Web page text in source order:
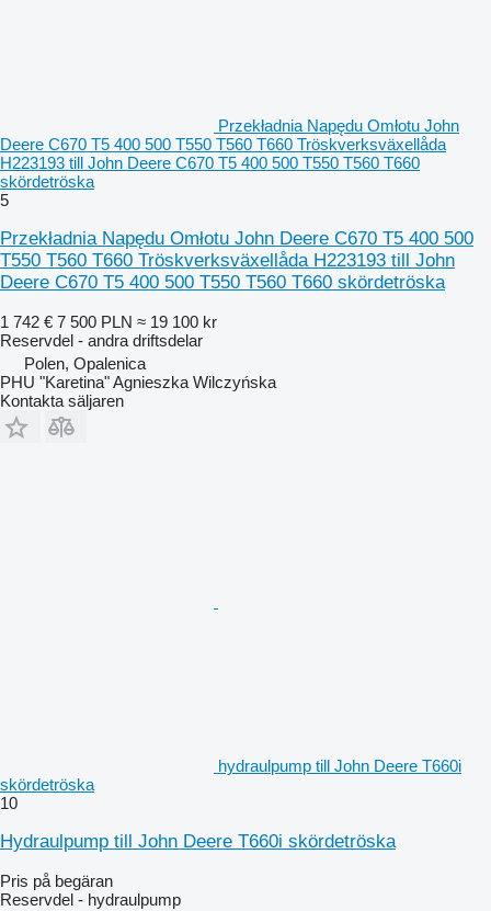
Przekładnia Napędu Omłotu John
Deere C670 T5 400 500 T550 T560 T660 Tröskverksväxellåda
H223193 till John Deere C670 T5 400 500 T550 T560 T660
skördetröska
5
Przekładnia Napędu Omłotu John Deere C670 T5 400 500
T550 T560 T660 Tröskverksväxellåda H223193 till John
Deere C670 T5 400 500 T550 T560 T660 skördetröska
1 742 € 7 500 PLN ≈ 19 100 kr
Reservdel - andra driftsdelar
Polen, Opalenica
PHU "Karetina" Agnieszka Wilczyńska
Kontakta säljaren
hydraulpump till John Deere T660i
skördetröska
10
Hydraulpump till John Deere T660i skördetröska
Pris på begäran
Reservdel - hydraulpump